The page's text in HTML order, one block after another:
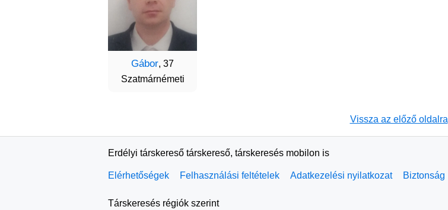
Gábor, 37
Szatmárnémeti
Vissza az előző oldalra
Erdélyi társkereső társkereső, társkeresés mobilon is
Elérhetőségek Felhasználási feltételek Adatkezelési nyilatkozat Biztonság
Társkeresés régiók szerint